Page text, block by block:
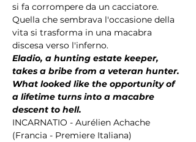
si fa corrompere da un cacciatore.
Quella che sembrava l'occasione della
vita si trasforma in una macabra
discesa verso l'inferno.
Eladio, a hunting estate keeper,
takes a bribe from a veteran hunter.
What looked like the opportunity of
a lifetime turns into a macabre
descent to hell.
INCARNATIO - Aurélien Achache
(Francia - Premiere Italiana)